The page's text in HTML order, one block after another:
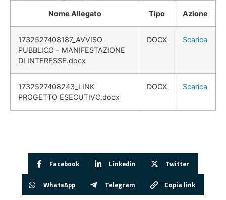
Nome Allegato Tipo Azione
1732527408187_AVVISO
PUBBLICO - MANIFESTAZIONE
DI INTERESSE.docx
DOCX Scarica
1732527408243_LINK
PROGETTO ESECUTIVO.docx
DOCX Scarica
Facebook Linkedin Twitter
WhatsApp Telegram Copia link